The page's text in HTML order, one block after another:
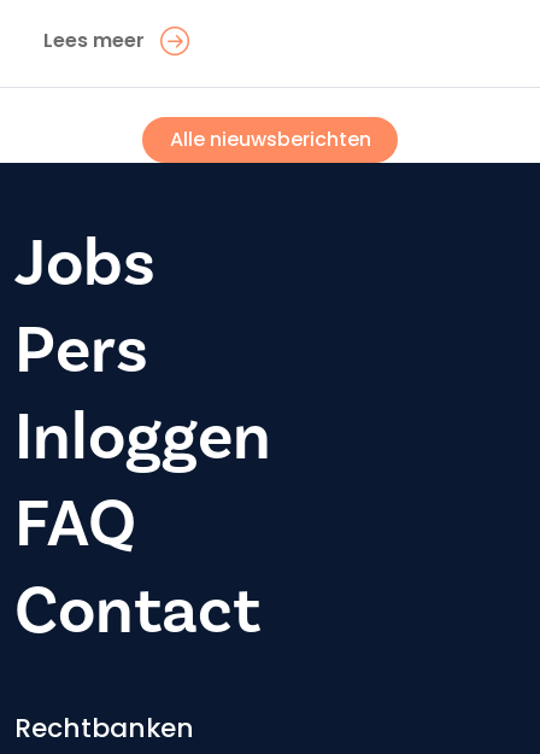
Lees meer
Alle nieuwsberichten
Jobs
Pers
Inloggen
FAQ
Contact
Footer-menu
Rechtbanken